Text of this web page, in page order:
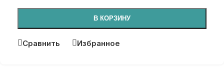
В КОРЗИНУ
Сравнить Избранное